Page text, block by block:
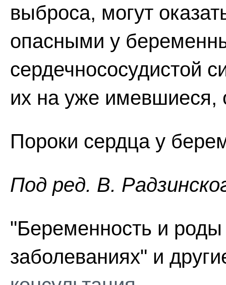
выброса, могут
опасными у
сердечнососудистой
их на уже имевшиеся,
Пороки сердца у
Пoд peд. В.
"Беременность и
заболеваниях" и